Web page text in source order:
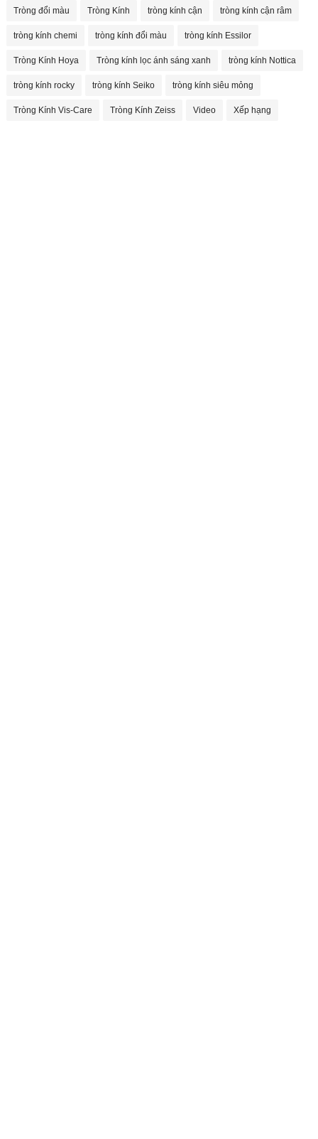
Tròng đổi màu Tròng Kính tròng kính cận tròng kính cận râm
tròng kính chemi tròng kính đổi màu tròng kính Essilor
Tròng Kính Hoya Tròng kính lọc ánh sáng xanh tròng kính Nottica
tròng kính rocky tròng kính Seiko tròng kính siêu mỏng
Tròng Kính Vis-Care Tròng Kính Zeiss Video Xếp hạng